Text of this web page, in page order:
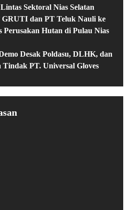
Sektoral Nias Selatan
dan PT Teluk Nauli ke
Perusakan Hutan di Pulau Nias
Desak Poldasu, DLHK, dan
Tindak PT. Universal Gloves